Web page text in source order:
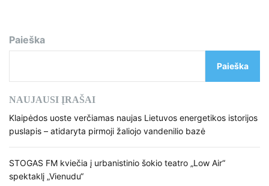
Paieška
Paieška
NAUJAUSI ĮRAŠAI
Klaipėdos uoste verčiamas naujas Lietuvos energetikos istorijos
puslapis – atidaryta pirmoji žaliojo vandenilio bazė
STOGAS FM kviečia į urbanistinio šokio teatro „Low Air“
spektaklį „Vienudu“